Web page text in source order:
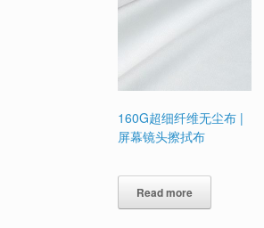
160G超细纤维无尘布 |
屏幕镜头擦拭布
Read more